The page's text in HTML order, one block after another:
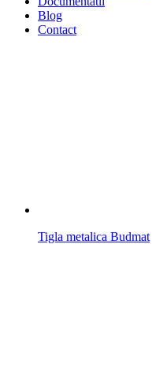
Blog
Contact
Tigla metalica Budmat